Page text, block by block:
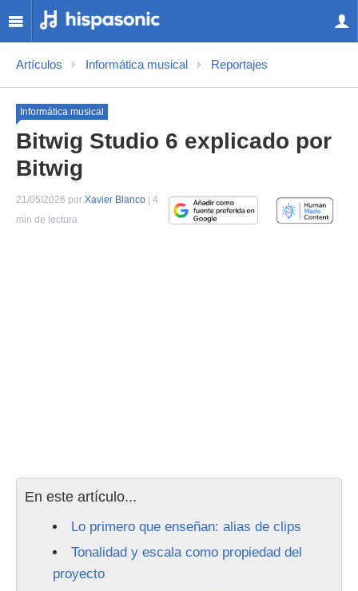
Artículos Informática musical Reportajes
Informática musical
Bitwig Studio 6 explicado por
Bitwig
21/05/2026 por Xavier Blanco | 4
min de lectura
En este artículo...
Lo primero que enseñan: alias de clips
Tonalidad y escala como propiedad del
proyecto